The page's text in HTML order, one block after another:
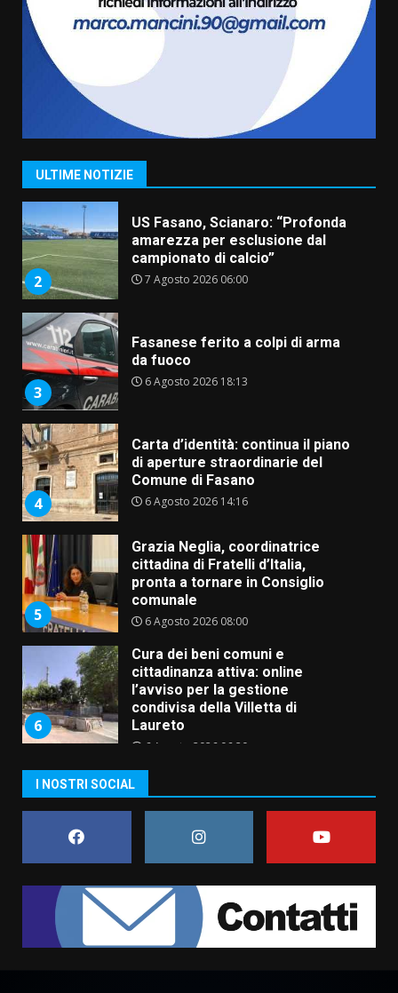
ULTIME NOTIZIE
Rivoluzione”: nuovo
appuntamento con “Fasano in
Banda”
7 Agosto 2026 06:05
2
US Fasano, Scianaro: “Profonda
amarezza per esclusione dal
3
Fasanese ferito a colpi di arma
da fuoco
6 Agosto 2026 18:13
4
Carta d’identità: continua il piano
di aperture straordinarie del
Comune di Fasano
5
Grazia Neglia, coordinatrice
cittadina di Fratelli d’Italia,
pronta a tornare in Consiglio
comunale
6
Cura dei beni comuni e
cittadinanza attiva: online
l’avviso per la gestione
condivisa della Villetta di
Laureto
7
La magia del Minareto e la prima
assoluta de “L’Albergo
Belvedere. Il rapimento”
6 Agosto 2026 06:15
“I Contestatori: Musica di
Rivoluzione”: nuovo
appuntamento con “Fasano in
7 Agosto 2026 06:05
2
US Fasano, Scianaro: “Profonda
amarezza per esclusione dal
campionato di calcio”
7 Agosto 2026 06:00
I NOSTRI SOCIAL